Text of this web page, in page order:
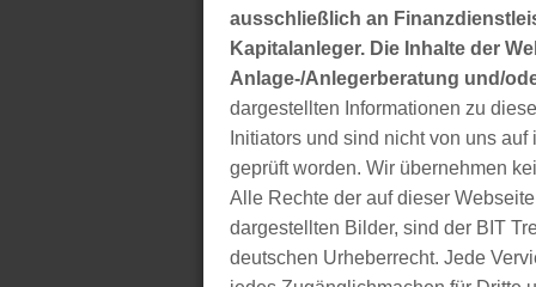
ausschließlich an
Kapitalanleger. Die Inhalte der
Anlage-/Anlegerberatung und/
dargestellten Informationen zu
Initiators und sind nicht von uns
geprüft worden. Wir übernehmen
Alle Rechte der auf dieser
dargestellten Bilder, sind der BIT
deutschen Urheberrecht. Jede